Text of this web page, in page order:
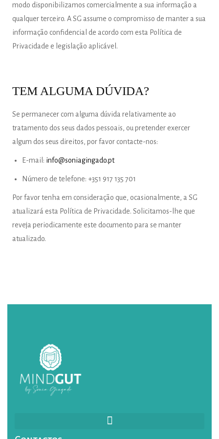
modo disponibilizamos comercialmente a sua informação a
qualquer terceiro. A SG assume o compromisso de manter a sua
informação confidencial de acordo com esta Política de
Privacidade e legislação aplicável.
TEM ALGUMA DÚVIDA?
Se permanecer com alguma dúvida relativamente ao
tratamento dos seus dados pessoais, ou pretender exercer
algum dos seus direitos, por favor contacte-nos:
E-mail: info@soniagingado.pt
Número de telefone: +351 917 135 701
Por favor tenha em consideração que, ocasionalmente, a SG
atualizará esta Política de Privacidade. Solicitamos-lhe que
reveja periodicamente este documento para se manter
atualizado.